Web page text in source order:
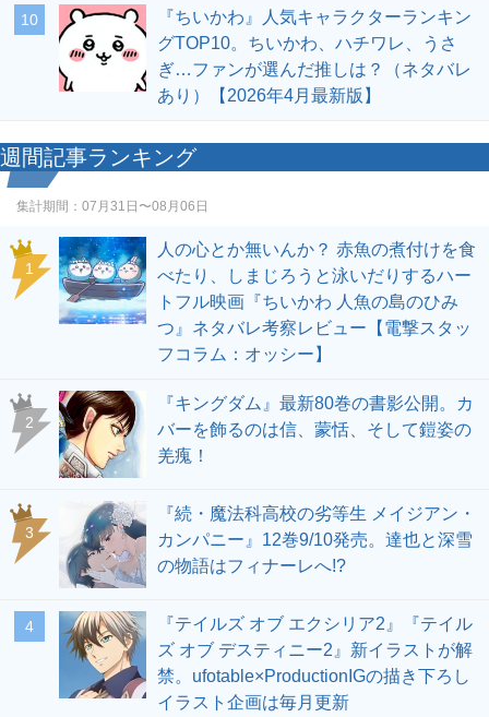
10
『ちいかわ』人気キャラクターランキン
グTOP10。ちいかわ、ハチワレ、うさ
ぎ…ファンが選んだ推しは？（ネタバレ
あり）【2026年4月最新版】
週間記事ランキング
集計期間： 07月31日〜08月06日
1
人の心とか無いんか？ 赤魚の煮付けを食
べたり、しまじろうと泳いだりするハー
トフル映画『ちいかわ 人魚の島のひみ
つ』ネタバレ考察レビュー【電撃スタッ
フコラム：オッシー】
2
『キングダム』最新80巻の書影公開。カ
バーを飾るのは信、蒙恬、そして鎧姿の
羌瘣！
3
『続・魔法科高校の劣等生 メイジアン・
カンパニー』12巻9/10発売。達也と深雪
の物語はフィナーレへ!?
4
『テイルズ オブ エクシリア2』『テイル
ズ オブ デスティニー2』新イラストが解
禁。ufotable×ProductionIGの描き下ろし
イラスト企画は毎月更新